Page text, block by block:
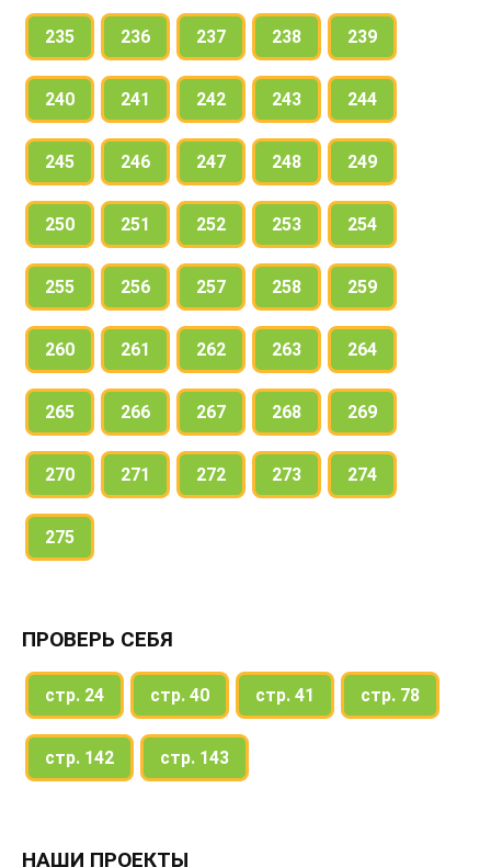
235 236 237 238 239
240 241 242 243 244
245 246 247 248 249
250 251 252 253 254
255 256 257 258 259
260 261 262 263 264
265 266 267 268 269
270 271 272 273 274
275
ПРОВЕРЬ СЕБЯ
стр. 24 стр. 40 стр. 41 стр. 78
стр. 142 стр. 143
НАШИ ПРОЕКТЫ